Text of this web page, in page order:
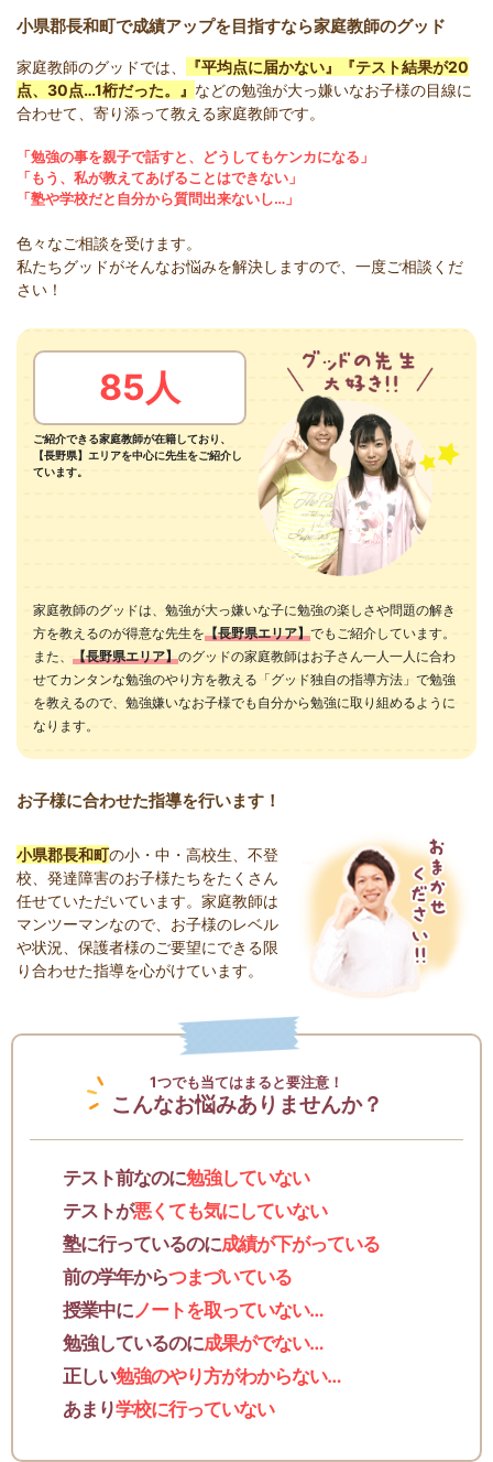
小県郡長和町で成績アップを目指すなら家庭教師のグッド
家庭教師のグッドでは、
『平均点に届かない』『テスト結果が20
点、30点…1桁だった。』 などの勉強が大っ嫌いなお子様の目線に
合わせて、寄り添って教える家庭教師です。
「勉強の事を親子で話すと、どうしてもケンカになる」
「もう、私が教えてあげることはできない」
「塾や学校だと自分から質問出来ないし…」
色々なご相談を受けます。
私たちグッドがそんなお悩みを解決しますので、一度ご相談くだ
さい！
85人
ご紹介できる家庭教師が在籍しており、
【長野県】エリアを中心に先生をご紹介し
ています。
家庭教師のグッドは、勉強が大っ嫌いな子に勉強の楽しさや問題の解き
方を教えるのが得意な先生を【長野県エリア】でもご紹介しています。
また、 【長野県エリア】のグッドの家庭教師はお子さん一人一人に合わ
せてカンタンな勉強のやり方を教える「グッド独自の指導方法」で勉強
を教えるので、勉強嫌いなお子様でも自分から勉強に取り組めるように
なります。
お子様に合わせた指導を行います！
小県郡長和町の小・中・高校生、不登
校、発達障害のお子様たちをたくさん
任せていただいています。家庭教師は
マンツーマンなので、お子様のレベル
や状況、保護者様のご要望にできる限
り合わせた指導を心がけています。
1つでも当てはまると要注意！
こんなお悩みありませんか？
テスト前なのに勉強していない
テストが悪くても気にしていない
塾に行っているのに成績が下がっている
前の学年からつまづいている
授業中にノートを取っていない…
勉強しているのに成果がでない…
正しい勉強のやり方がわからない…
あまり学校に行っていない